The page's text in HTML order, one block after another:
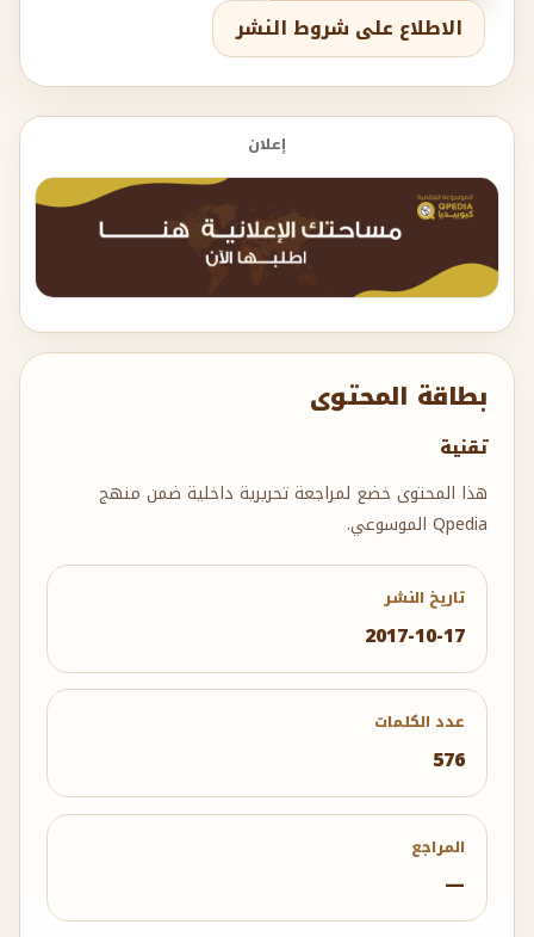
بطاقة المحتوى
تقنية
هذا المحتوى خضع لمراجعة تحريرية داخلية ضمن منهج
Qpedia الموسوعي.
تاريخ النشر
2017-10-17
عدد الكلمات
576
المراجع
—
الاطلاع على شروط النشر
إعلان